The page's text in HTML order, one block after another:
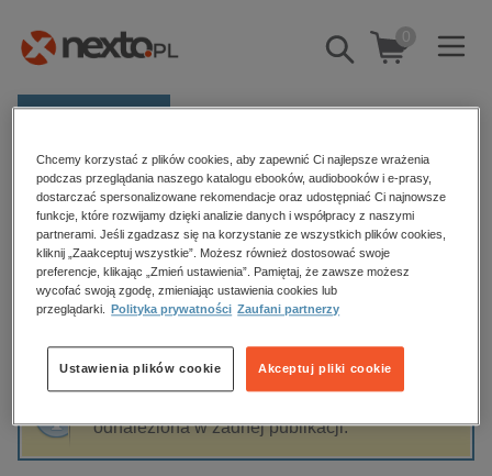
Pokaż/schowaj
wyszukiwarkę
0
Kategorie
Zobacz wszystkie E-prasa
budownictwo, aranżacja wnętrz
biznesowe, branżowe, gospodarka
dzienniki
edukacja
hobby, sport, rozrywka
komputery, internet, technologie, informatyka
Strona główna Natalie Renard
Natalie Renard
Sortowanie Filtrowanie
odnaleziona w żadnej publikacji.
Chcemy korzystać z plików cookies, aby zapewnić Ci najlepsze wrażenia
podczas przeglądania naszego katalogu ebooków, audiobooków i e-prasy,
dostarczać spersonalizowane rekomendacje oraz udostępniać Ci najnowsze
funkcje, które rozwijamy dzięki analizie danych i współpracy z naszymi
partnerami. Jeśli zgadzasz się na korzystanie ze wszystkich plików cookies,
kliknij „Zaakceptuj wszystkie”. Możesz również dostosować swoje
preferencje, klikając „Zmień ustawienia”. Pamiętaj, że zawsze możesz
wycofać swoją zgodę, zmieniając ustawienia cookies lub
przeglądarki.
Polityka prywatności Zaufani partnerzy
Akceptuj pliki cookie
Ustawienia plików cookie